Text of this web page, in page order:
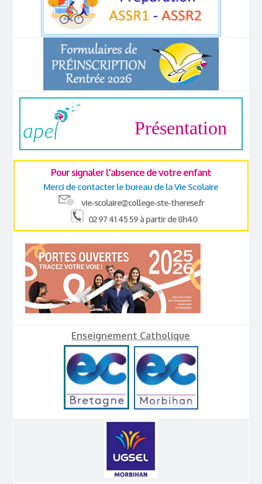
Présentation
Pour signaler l'absence de votre enfant
Merci de contacter le bureau de la Vie Scolaire
vie-scolaire@college-ste-therese.fr
02 97 41 45 59 à partir de 8h40
Enseignement Catholique